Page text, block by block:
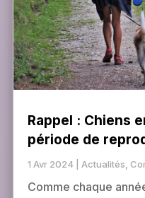
Rappel : Chiens
période de
1 Avr 2024| Actualités
Comme chaque